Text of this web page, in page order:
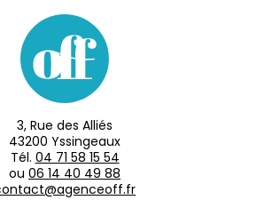
3, Rue des Alliés
43200 Yssingeaux
Tél. 04 71 58 15 54
ou 06 14 40 49 88